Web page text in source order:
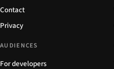
Contact
Privacy
AUDIENCES
For developers